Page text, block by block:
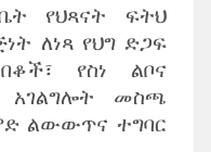
የህጻናት ፍትህ
ለነጻ የህግ ድጋፍ
የስነ ልቦና
አገልግሎት መስጫ
ልውውጥና ተግባር